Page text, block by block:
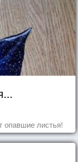
опавшие листья!